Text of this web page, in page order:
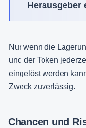
Herausgeber
Nur wenn die
und der Token
eingelöst werden
Zweck zuverlässig.
Chancen und